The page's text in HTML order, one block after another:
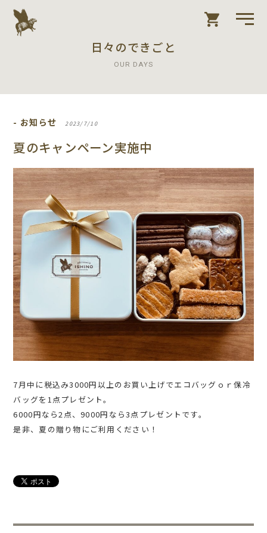
日々のできごと
OUR DAYS
- お知らせ 2023/7/10
夏のキャンペーン実施中
7月中に税込み3000円以上のお買い上げでエコバッグｏｒ保冷
バッグを1点プレゼント。
6000円なら2点、9000円なら3点プレゼントです。
是非、夏の贈り物にご利用ください！